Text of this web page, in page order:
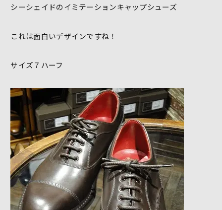
シーシェイドのイミテーションキャップシューズ
これは面白いデザインですね！
サイズ７ハーフ